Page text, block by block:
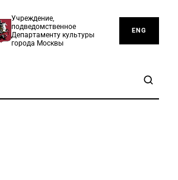
Учреждение,
подведомственное
Департаменту культуры
города Москвы
ENG